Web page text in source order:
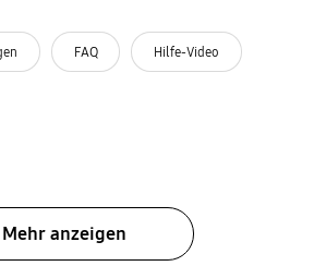
FAQ Hilfe-Video
Mehr anzeigen